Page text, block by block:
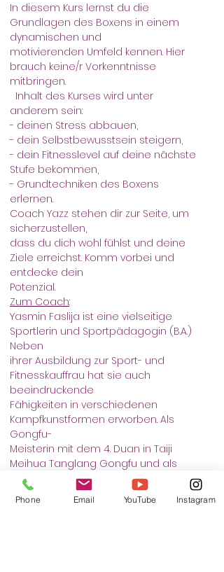
In diesem Kurs lernst du die
Grundlagen des Boxens in einem
dynamischen und
motivierenden Umfeld kennen. Hier
brauch keine/r Vorkenntnisse
mitbringen.
anderem sein:
- deinen Stress abbauen,
- dein Selbstbewusstsein steigern,
- dein Fitnesslevel auf deine nächste
Stufe bekommen,
- Grundtechniken des Boxens
erlernen.
Coach Yazz stehen dir zur Seite, um
sicherzustellen,
dass du dich wohl fühlst und deine
Ziele erreichst. Komm vorbei und
entdecke dein
Potenzial.
Zum Coach:
Yasmin Faslija ist eine vielseitige
Sportlerin und Sportpädagogin (B.A.)
Neben
ihrer Ausbildung zur Sport- und
Fitnesskauffrau hat sie auch
beeindruckende
Fähigkeiten in verschiedenen
Kampfkunstformen erworben. Als
Gongfu-
Meisterin mit dem 4. Duan in Taiji
Meihua Tanglang Gongfu und als
Military
Close Combat Instructor, den sie im 4.
Rep. in der Fremdenlegion absolvierte,
Phone Email YouTube Instagram